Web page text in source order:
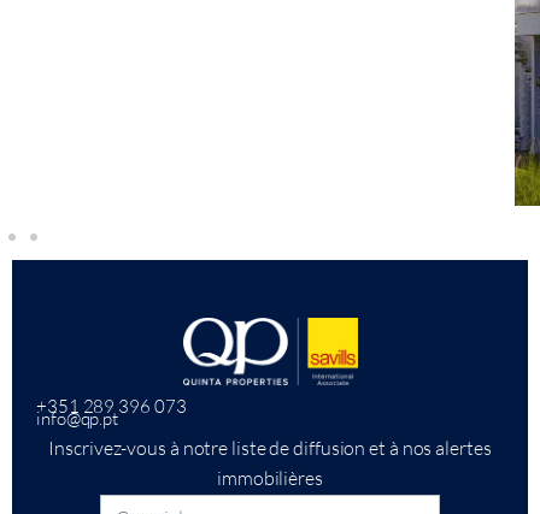
+351 289 396 073
info@qp.pt
Inscrivez-vous à notre liste de diffusion et à nos alertes
immobilières